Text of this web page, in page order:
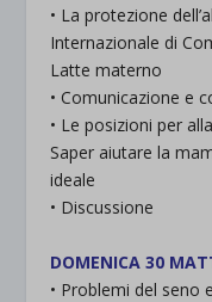
• La protezione
Internazionale di
Latte materno
• Comunicazione e
• Le posizioni per
Saper aiutare la
ideale
• Discussione
DOMENICA 30
• Problemi del seno